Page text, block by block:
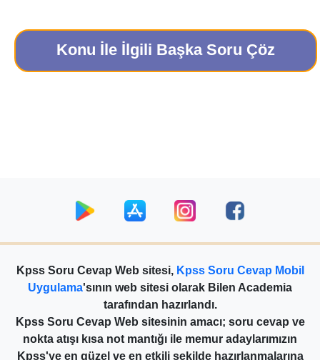
Konu İle İlgili Başka Soru Çöz
Kpss Soru Cevap Web sitesi, Kpss Soru Cevap Mobil
Uygulama'sının web sitesi olarak Bilen Academia
tarafından hazırlandı.
Kpss Soru Cevap Web sitesinin amacı; soru cevap ve
nokta atışı kısa not mantığı ile memur adaylarımızın
Kpss'ye en güzel ve en etkili şekilde hazırlanmalarına